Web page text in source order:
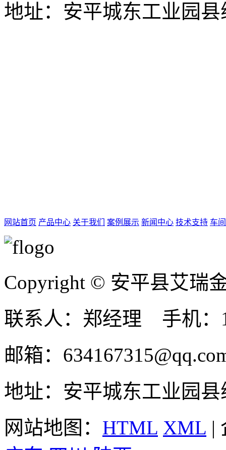
地址：安平城东工业园县
网站首页 产品中心 关于我们 案例展示 新闻中心 技术支持 车
Copyright © 安平县艾瑞
联系人：郑经理 手机：
邮箱：
地址：安平城东工业园县
网站地图： HTML XML |